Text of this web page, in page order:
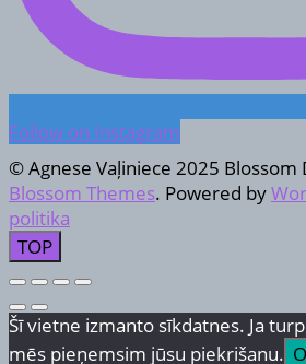
Follow on Instagram
© Agnese Vaļiniece 2025 Blossom
Blossom Themes. Powered by
politika
TOP
Šī vietne izmanto sīkdatnes. Ja
mēs pieņemsim jūsu piekrišanu.